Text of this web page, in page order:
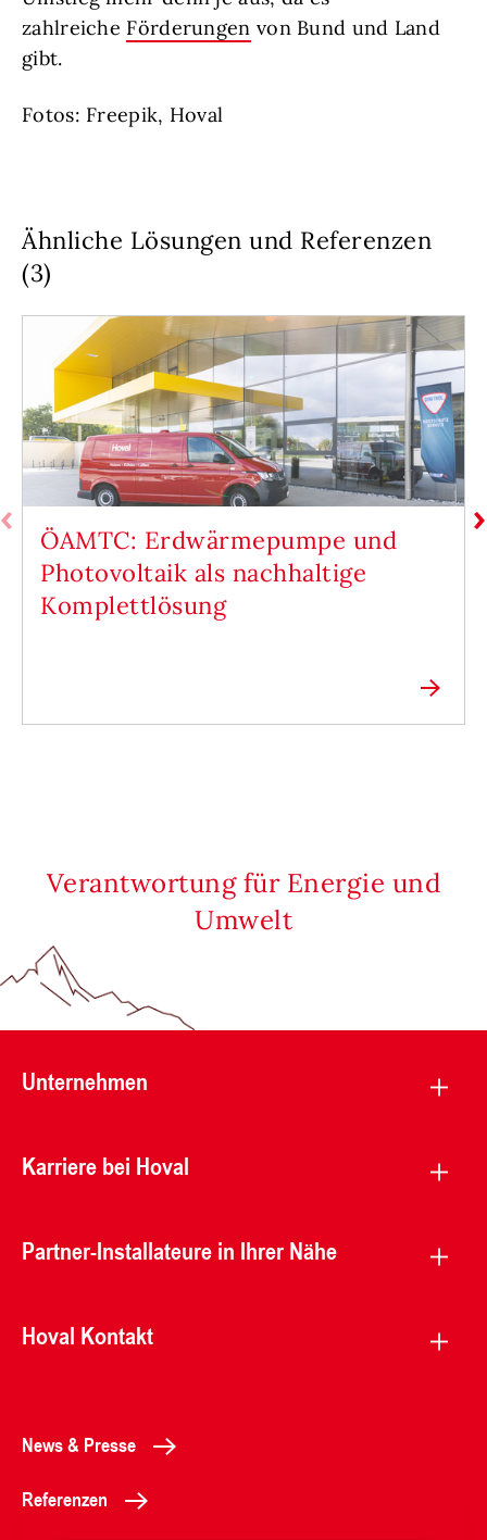
zahlreiche Förderungen von Bund und Land
gibt.
Fotos: Freepik, Hoval
Ähnliche Lösungen und Referenzen
(3)
ÖAMTC: Erdwärmepumpe und
Photovoltaik als nachhaltige
Komplettlösung
Verantwortung für Energie und
Umwelt
Unternehmen
Karriere bei Hoval
Partner-Installateure in Ihrer Nähe
Hoval Kontakt
News & Presse
Referenzen